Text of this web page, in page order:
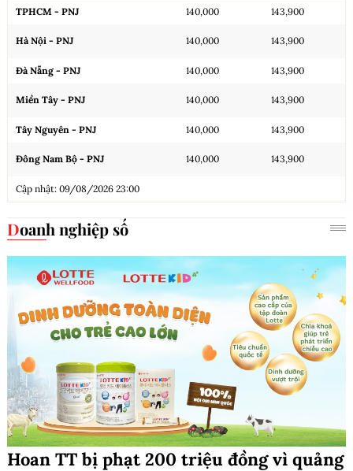
TPHCM - PNJ 140,000 143,900
Hà Nội - PNJ 140,000 143,900
Đà Nẵng - PNJ 140,000 143,900
Miền Tây - PNJ 140,000 143,900
Tây Nguyên - PNJ 140,000 143,900
Đông Nam Bộ - PNJ 140,000 143,900
Cập nhật: 09/08/2026 23:00
Doanh nghiệp số
Hoan TT bị phạt 200 triệu đồng vì quảng